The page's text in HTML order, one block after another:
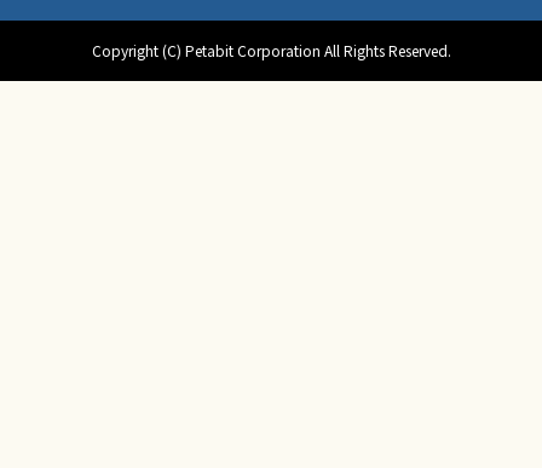
Copyright (C) Petabit Corporation All Rights Reserved.